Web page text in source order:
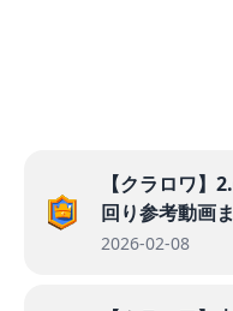
【クラロワ】
回り参考動画
2026-02-08